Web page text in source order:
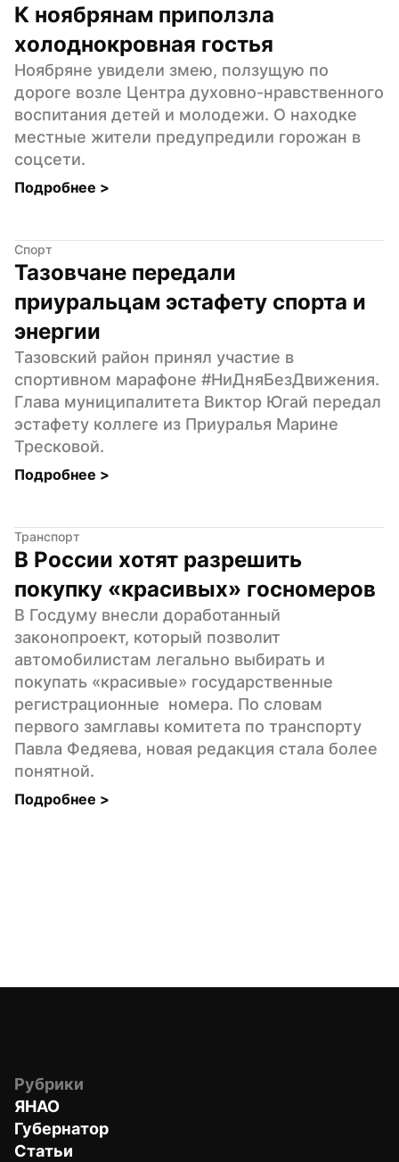
К ноябрянам приползла
холоднокровная гостья
Ноябряне увидели змею, ползущую по
дороге возле Центра духовно-нравственного
воспитания детей и молодежи. О находке
местные жители предупредили горожан в
соцсети.
Подробнее >
Спорт
Тазовчане передали
приуральцам эстафету спорта и
энергии
Тазовский район принял участие в
спортивном марафоне #НиДняБезДвижения.
Глава муниципалитета Виктор Югай передал
эстафету коллеге из Приуралья Марине
Тресковой.
Подробнее >
Транспорт
В России хотят разрешить
покупку «красивых» госномеров
В Госдуму внесли доработанный
законопроект, который позволит
автомобилистам легально выбирать и
покупать «красивые» государственные
регистрационные  номера. По словам
первого замглавы комитета по транспорту
Павла Федяева, новая редакция стала более
понятной.
Подробнее >
Рубрики
ЯНАО
Губернатор
Статьи